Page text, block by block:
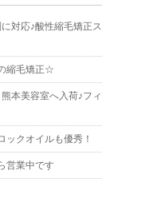
対応♪酸性縮毛矯正ス
縮毛矯正☆
本美容室へ入荷♪フィ
ックオイルも優秀！
営業中です